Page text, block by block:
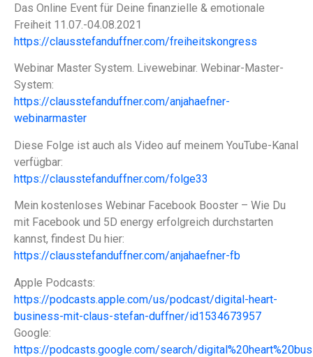
Das Online Event für Deine finanzielle & emotionale
Freiheit 11.07.-04.08.2021
https://clausstefanduffner.com/freiheitskongress
Webinar Master System. Livewebinar. Webinar-Master-
System:
https://clausstefanduffner.com/anjahaefner-
webinarmaster
Diese Folge ist auch als Video auf meinem YouTube-Kanal
verfügbar:
https://clausstefanduffner.com/folge33
Mein kostenloses Webinar Facebook Booster – Wie Du
mit Facebook und 5D energy erfolgreich durchstarten
kannst, findest Du hier:
https://clausstefanduffner.com/anjahaefner-fb
Apple Podcasts:
https://podcasts.apple.com/us/podcast/digital-heart-
business-mit-claus-stefan-duffner/id1534673957
Google:
https://podcasts.google.com/search/